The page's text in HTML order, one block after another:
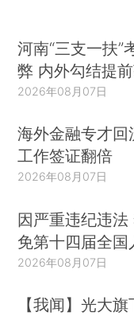
河南“三支一扶”
弊 内外勾结提
2026年08月07日
海外金融专才回
工作签证翻倍
2026年08月07日
因严重违纪违
免第十四届全国
2026年08月07日
【我闻】光大